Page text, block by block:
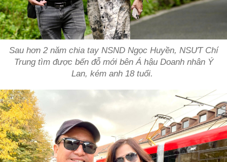
Sau hơn 2 năm chia tay NSND Ngọc Huyền, NSƯT Chí
Trung tìm được bến đỗ mới bên Á hậu Doanh nhân Ý
Lan, kém anh 18 tuổi.